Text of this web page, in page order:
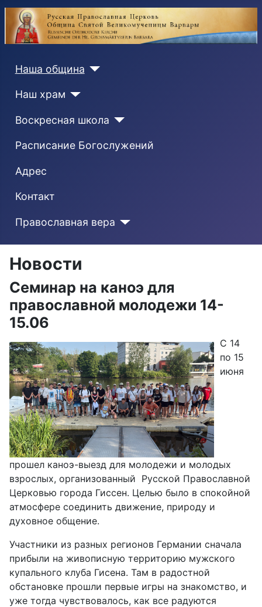
Наша община
Наш храм
Воскресная школа
Расписание Богослужений
Адрес
Контакт
Православная вера
Новости
Семинар на каноэ для
православной молодежи 14-
15.06
C 14
по 15
июня
прошел каноэ-выезд для молодежи и молодых
взрослых, организованный Русской Православной
Церковью города Гиссен. Целью было в спокойной
атмосфере соединить движение, природу и
духовное общение.
Участники из разных регионов Германии сначала
прибыли на живописную территорию мужского
купального клуба Гисена. Там в радостной
обстановке прошли первые игры на знакомство, и
уже тогда чувствовалось, как все радуются